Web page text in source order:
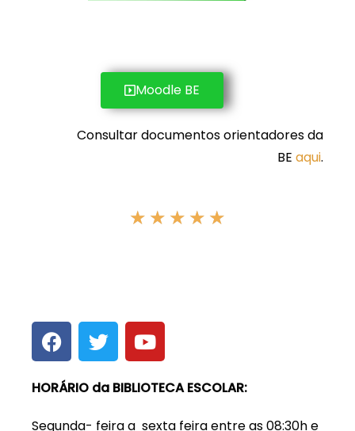
Moodle BE
Consultar documentos orientadores da
BE aqui.
☆ ☆ ☆ ☆ ☆
HORÁRIO da BIBLIOTECA ESCOLAR:
Segunda- feira a sexta feira entre as 08:30h e